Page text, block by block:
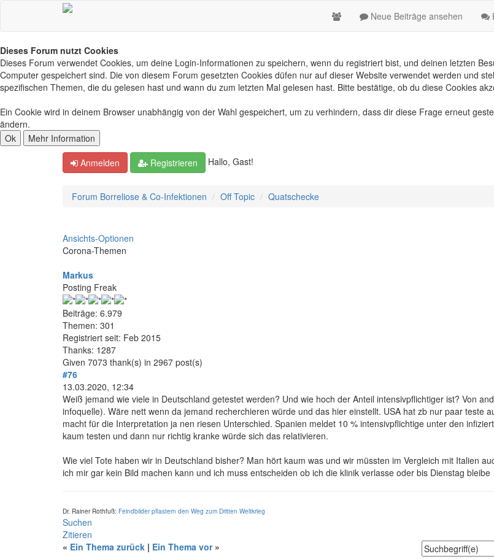
Neue Beiträge ansehen
Dieses Forum nutzt Cookies
Dieses Forum verwendet Cookies, um deine Login-Informationen zu speichern, wenn du registriert bist, und deinen letzten
Computer gespeichert sind. Die von diesem Forum gesetzten Cookies düfen nur auf dieser Website verwendet werden und
spezifischen Themen, die du gelesen hast und wann du zum letzten Mal gelesen hast. Bitte bestätige, ob du diese Cookies
Ein Cookie wird in deinem Browser unabhängig von der Wahl gespeichert, um zu verhindern, dass dir diese Frage erneut
ändern.
Anmelden Registrieren Hallo, Gast!
Forum Borreliose & Co-Infektionen Off Topic Quatschecke
Ansichts-Optionen
Corona-Themen
Markus
Posting Freak
Beiträge: 6.979
Themen: 301
Registriert seit: Feb 2015
Thanks: 1287
Given 7073 thank(s) in 2967 post(s)
#76
13.03.2020, 12:34
Weiß jemand wie viele in Deutschland getestet werden? Und wie hoch der Anteil intensivpflichtiger ist? Von
infoquelle). Wäre nett wenn da jemand recherchieren würde und das hier einstellt. USA hat zb nur paar teste
macht für die Interpretation ja nen riesen Unterschied. Spanien meldet 10 % intensivpflichtige unter den
kaum testen und dann nur richtig kranke würde sich das relativieren.
Wie viel Tote haben wir in Deutschland bisher? Man hört kaum was und wir müssten im Vergleich mit Italien
ich mir gar kein Bild machen kann und ich muss entscheiden ob ich die klinik verlasse oder bis Dienstag bleibe
Dr. Rainer Rothfuß: Feindbilder pflastern den Weg zum Dritten Weltkrieg
Suchen
Zitieren
« Ein Thema zurück | Ein Thema vor»